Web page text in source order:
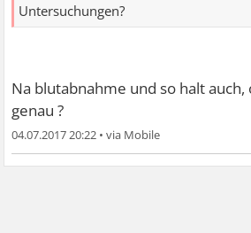
Untersuchungen?
Na blutabnahme und so halt
genau ?
04.07.2017 20:22 •